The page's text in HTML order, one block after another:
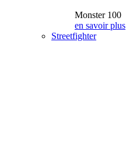
Monster 100
en savoir plus
Streetfighter